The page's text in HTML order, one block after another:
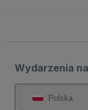
Wydarzenia
Polska